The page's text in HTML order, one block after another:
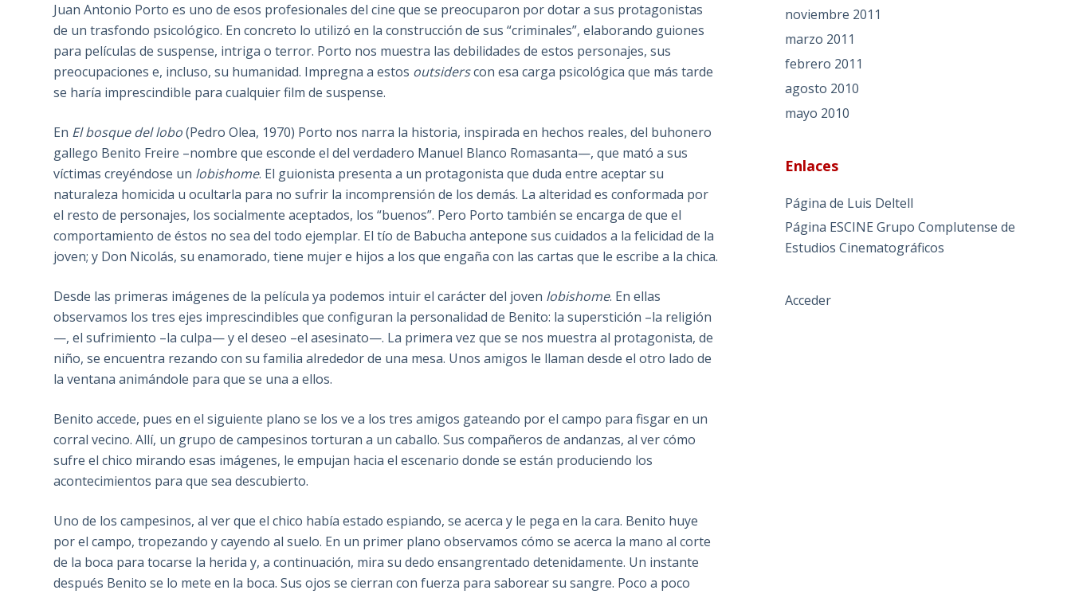
Juan Antonio Porto es uno de esos profesionales del cine que se preocuparon por dotar a sus protagonistas
de un trasfondo psicológico. En concreto lo utilizó en la construcción de sus “criminales”, elaborando guiones
para películas de suspense, intriga o terror. Porto nos muestra las debilidades de estos personajes, sus
preocupaciones e, incluso, su humanidad. Impregna a estos outsiderscon esa carga psicológica que más tarde
se haría imprescindible para cualquier film de suspense.
En El bosque del lobo(Pedro Olea, 1970) Porto nos narra la historia, inspirada en hechos reales, del buhonero
gallego Benito Freire –nombre que esconde el del verdadero Manuel Blanco Romasanta—, que mató a sus
víctimas creyéndose un lobishome. El guionista presenta a un protagonista que duda entre aceptar su
naturaleza homicida u ocultarla para no sufrir la incomprensión de los demás. La alteridad es conformada por
el resto de personajes, los socialmente aceptados, los “buenos”. Pero Porto también se encarga de que el
comportamiento de éstos no sea del todo ejemplar. El tío de Babucha antepone sus cuidados a la felicidad de la
joven; y Don Nicolás, su enamorado, tiene mujer e hijos a los que engaña con las cartas que le escribe a la chica.
Desde las primeras imágenes de la película ya podemos intuir el carácter del joven lobishome. En ellas
observamos los tres ejes imprescindibles que configuran la personalidad de Benito: la superstición –la religión
—, el sufrimiento –la culpa— y el deseo –el asesinato—. La primera vez que se nos muestra al protagonista, de
niño, se encuentra rezando con su familia alrededor de una mesa. Unos amigos le llaman desde el otro lado de
la ventana animándole para que se una a ellos.
Benito accede, pues en el siguiente plano se los ve a los tres amigos gateando por el campo para fisgar en un
corral vecino. Allí, un grupo de campesinos torturan a un caballo. Sus compañeros de andanzas, al ver cómo
sufre el chico mirando esas imágenes, le empujan hacia el escenario donde se están produciendo los
acontecimientos para que sea descubierto.
Uno de los campesinos, al ver que el chico había estado espiando, se acerca y le pega en la cara. Benito huye
por el campo, tropezando y cayendo al suelo. En un primer plano observamos cómo se acerca la mano al corte
de la boca para tocarse la herida y, a continuación, mira su dedo ensangrentado detenidamente. Un instante
después Benito se lo mete en la boca. Sus ojos se cierran con fuerza para saborear su sangre. Poco a poco
noviembre 2011
marzo 2011
febrero 2011
agosto 2010
mayo 2010
Enlaces
Página de Luis Deltell
Página ESCINE Grupo Complutense de
Estudios Cinematográficos
Acceder